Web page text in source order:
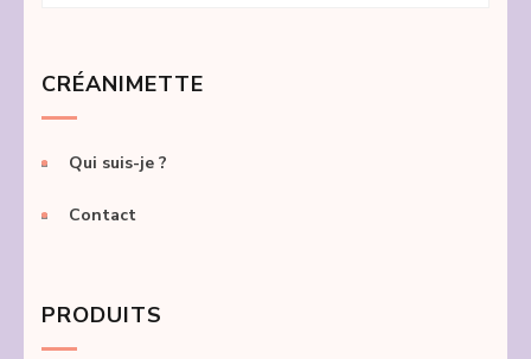
CRÉANIMETTE
Qui suis-je ?
Contact
PRODUITS